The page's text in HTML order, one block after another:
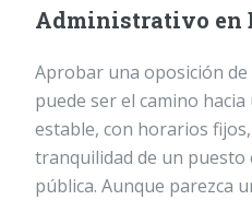
Administrativo en
Aprobar una oposición
puede ser el camino
estable, con horarios
tranquilidad de un puesto
pública. Aunque parezca